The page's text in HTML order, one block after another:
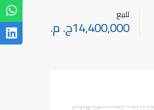
للبيع
14,400,000ج. م.